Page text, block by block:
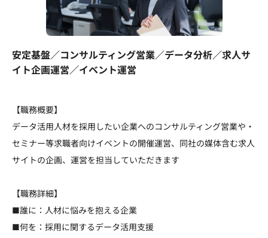
安定基盤／コンサルティング営業／データ分析／求人サ
イト企画運営／イベント運営
【職務概要】
データ活用人材を採用したい企業へのコンサルティング営業や・
セミナー等求職者向けイベントの開催運営、同社の媒体含む求人
サイトの企画、運営を担当していただきます
【職務詳細】
■誰に：人材に悩みを抱える企業
■何を：採用に関するデータ活用支援